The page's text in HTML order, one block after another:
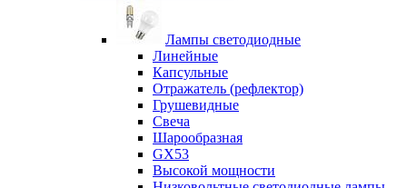
Лампы светодиодные
Линейные
Капсульные
Отражатель (рефлектор)
Грушевидные
Свеча
Шарообразная
GX53
Высокой мощности